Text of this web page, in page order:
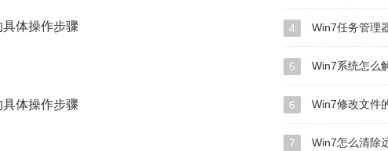
4 Win7任务管理
5 Win7系统怎么解
6 Win7修改文件
7 Win7怎么清除远